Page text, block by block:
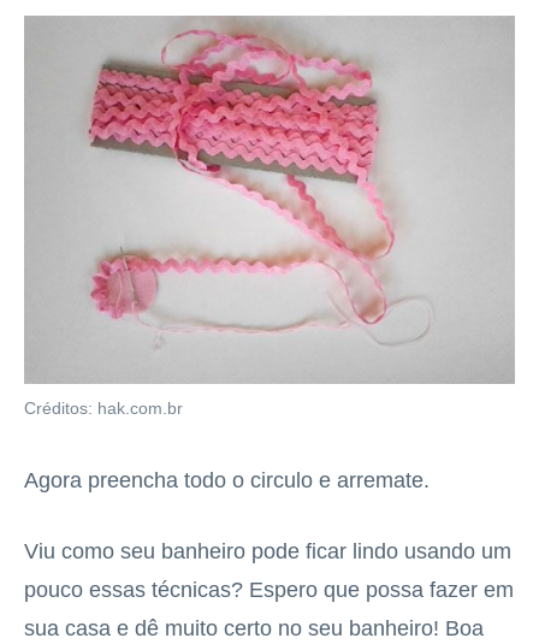
Créditos: hak.com.br
Agora preencha todo o circulo e arremate.
Viu como seu banheiro pode ficar lindo usando um
pouco essas técnicas? Espero que possa fazer em
sua casa e dê muito certo no seu banheiro! Boa